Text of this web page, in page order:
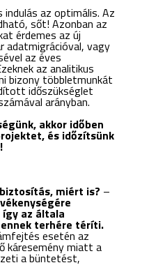
az optimális. Az
sőt! Azonban az
érdemes az új
adatmigrációval, vagy
az éves
az analitikus
bizony többletmunkát
időszükséglet
arányban.
akkor időben
és időzítsünk
miért is? –
az általa
terhére téríti.
esetén az
káresemény miatt a
a büntetést,